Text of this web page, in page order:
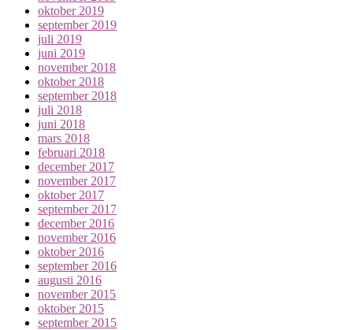
oktober 2019
september 2019
juli 2019
juni 2019
november 2018
oktober 2018
september 2018
juli 2018
juni 2018
mars 2018
februari 2018
december 2017
november 2017
oktober 2017
september 2017
december 2016
november 2016
oktober 2016
september 2016
augusti 2016
november 2015
oktober 2015
september 2015